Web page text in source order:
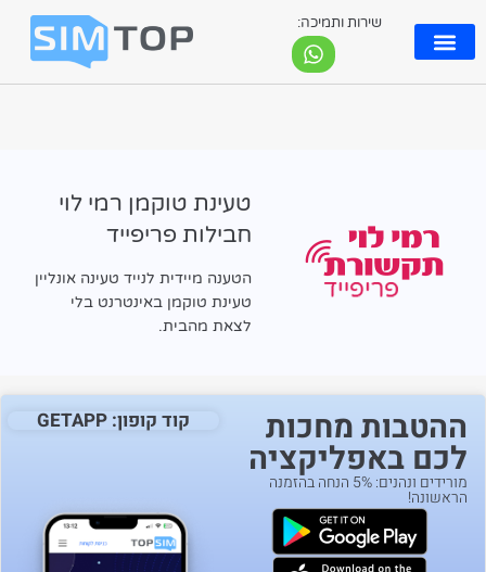
שירות ותמיכה:
טעינת טוקמן רמי לוי
חבילות פריפייד
הטענה מיידית לנייד טעינה אונליין
טעינת טוקמן באינטרנט בלי
לצאת מהבית.
ההטבות מחכות
לכם באפליקציה
מורידים ונהנים: 5% הנחה בהזמנה
הראשונה!
קוד קופון: GETAPP